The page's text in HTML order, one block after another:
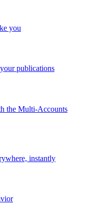
you
publications
the Multi-Accounts
instantly